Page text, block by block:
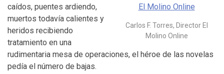
Carlos F. Torres, Director El
Molino Online
caídos, puentes ardiendo,
muertos todavía calientes y
heridos recibiendo
tratamiento en una
rudimentaria mesa de operaciones, el héroe de las novelas
pedía el número de bajas.